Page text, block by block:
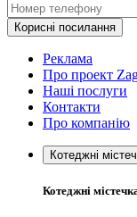
Корисні посилання
Реклама
Про проект
Наші послуги
Контакти
Про компанію
Котеджні
Котеджні